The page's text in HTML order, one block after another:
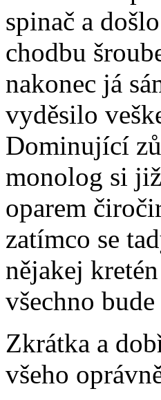
spinač a
chodbu
nakonec já
vyděsilo
Dominující
monolog si
oparem
zatímco se
nějakej
všechno
Zkrátka a
všeho